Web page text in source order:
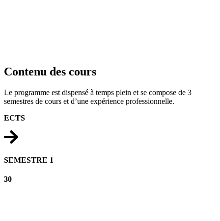
Contenu des cours
Le programme est dispensé à temps plein et se compose de 3
semestres de cours et d’une expérience professionnelle.
ECTS
SEMESTRE 1
30